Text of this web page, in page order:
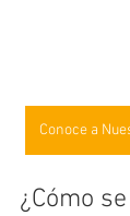
Conoce a
¿Cómo